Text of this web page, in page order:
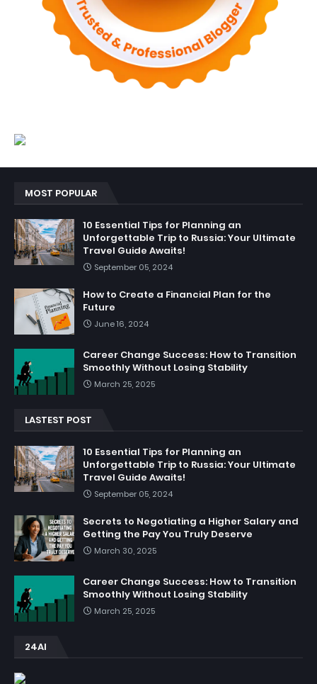
MOST POPULAR
10 Essential Tips for Planning an
Unforgettable Trip to Russia: Your Ultimate
Travel Guide Awaits!
September 05, 2024
How to Create a Financial Plan for the
Future
June 16, 2024
Career Change Success: How to Transition
Smoothly Without Losing Stability
March 25, 2025
LASTEST POST
10 Essential Tips for Planning an
Unforgettable Trip to Russia: Your Ultimate
Travel Guide Awaits!
September 05, 2024
Secrets to Negotiating a Higher Salary and
Getting the Pay You Truly Deserve
March 30, 2025
Career Change Success: How to Transition
Smoothly Without Losing Stability
March 25, 2025
24AI